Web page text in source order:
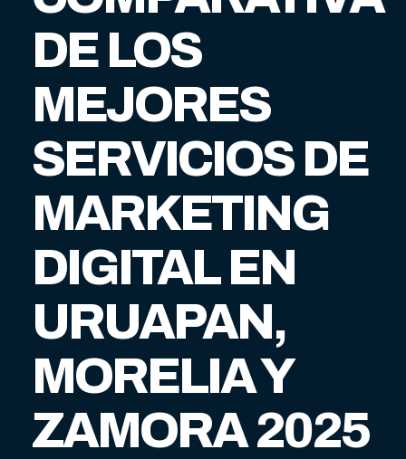
DE LOS
MEJORES
SERVICIOS DE
MARKETING
DIGITAL EN
URUAPAN,
MORELIA Y
ZAMORA 2025